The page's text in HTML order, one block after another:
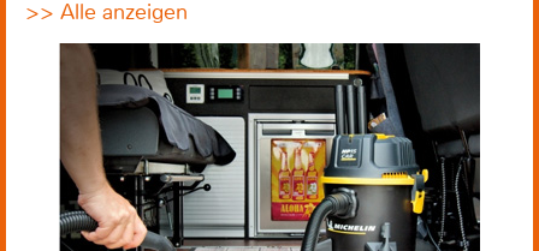
>> Alle anzeigen